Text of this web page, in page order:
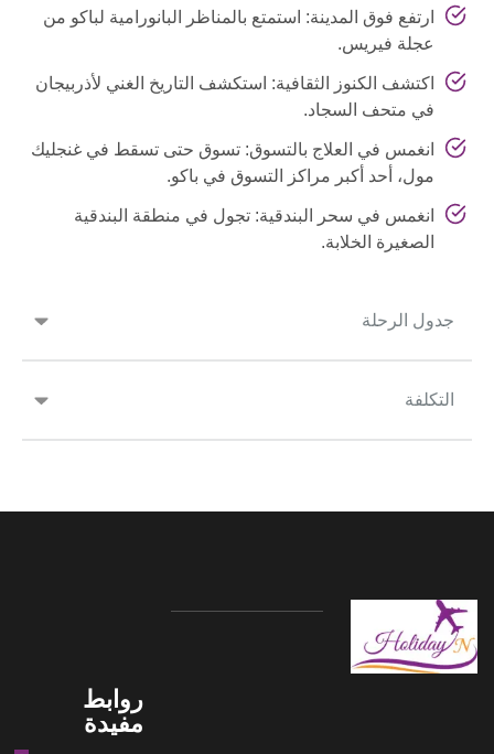
جدول الرحلة
التكلفة
ارتفع فوق المدينة: استمتع بالمناظر البانورامية لباكو من
عجلة فيريس.
اكتشف الكنوز الثقافية: استكشف التاريخ الغني لأذربيجان
في متحف السجاد.
انغمس في العلاج بالتسوق: تسوق حتى تسقط في غنجليك
مول، أحد أكبر مراكز التسوق في باكو.
انغمس في سحر البندقية: تجول في منطقة البندقية
الصغيرة الخلابة.
روابط
مفيدة